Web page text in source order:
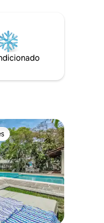
de um dia de
do pôr do sol.
em breve!